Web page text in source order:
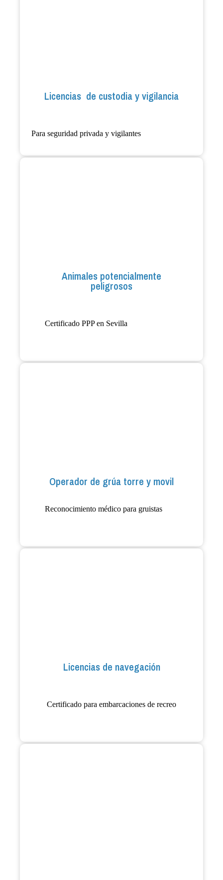
Licencias de custodia y vigilancia
Para seguridad privada y vigilantes
Animales potencialmente
peligrosos
Certificado PPP en Sevilla
Operador de grúa torre y movil
Reconocimiento médico para gruistas
Licencias de navegación
Certificado para embarcaciones de recreo